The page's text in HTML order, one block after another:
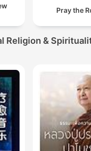
Pray the
Religion &